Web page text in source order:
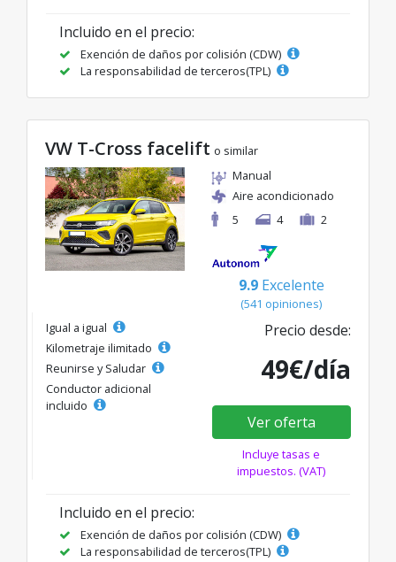
Incluido en el precio:
Exención de daños por colisión (CDW)
La responsabilidad de terceros(TPL)
VW T-Cross facelift o similar
Manual
Aire acondicionado
5
4 2
9.9 Excelente
(541 opiniones)
Igual a igual
Kilometraje ilimitado
Reunirse y Saludar
Conductor adicional
incluido
Precio desde:
49€/día
Ver oferta
Incluye tasas e
impuestos. (VAT)
Incluido en el precio:
Exención de daños por colisión (CDW)
La responsabilidad de terceros(TPL)